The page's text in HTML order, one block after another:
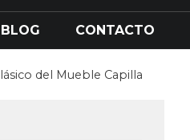
BLOG CONTACTO
del Mueble Capilla